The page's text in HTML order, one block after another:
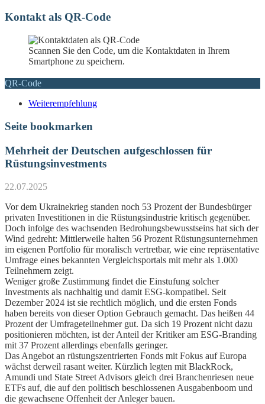
Kontakt als QR-Code
Scannen Sie den Code, um die Kontaktdaten in Ihrem
Smartphone zu speichern.
QR-Code
Weiterempfehlung
Seite bookmarken
Mehrheit der Deutschen aufgeschlossen für
Rüstungsinvestments
22.07.2025
Vor dem Ukrainekrieg standen noch 53 Prozent der Bundesbürger
privaten Investitionen in die Rüstungsindustrie kritisch gegenüber.
Doch infolge des wachsenden Bedrohungsbewusstseins hat sich der
Wind gedreht: Mittlerweile halten 56 Prozent Rüstungsunternehmen
im eigenen Portfolio für moralisch vertretbar, wie eine repräsentative
Umfrage eines bekannten Vergleichsportals mit mehr als 1.000
Teilnehmern zeigt.
Weniger große Zustimmung findet die Einstufung solcher
Investments als nachhaltig und damit ESG-kompatibel. Seit
Dezember 2024 ist sie rechtlich möglich, und die ersten Fonds
haben bereits von dieser Option Gebrauch gemacht. Das heißen 44
Prozent der Umfrageteilnehmer gut. Da sich 19 Prozent nicht dazu
positionieren möchten, ist der Anteil der Kritiker am ESG-Branding
mit 37 Prozent allerdings ebenfalls geringer.
Das Angebot an rüstungszentrierten Fonds mit Fokus auf Europa
wächst derweil rasant weiter. Kürzlich legten mit BlackRock,
Amundi und State Street Advisors gleich drei Branchenriesen neue
ETFs auf, die auf den politisch beschlossenen Ausgabenboom und
die gewachsene Offenheit der Anleger bauen.